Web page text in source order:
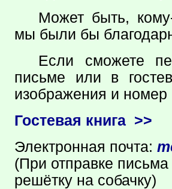
Может быть,
мы были бы
Если сможете
письме или в
изображения и номер
Гостевая книга >>
Электронная почта:
(При отправке письма
решётку на собачку)